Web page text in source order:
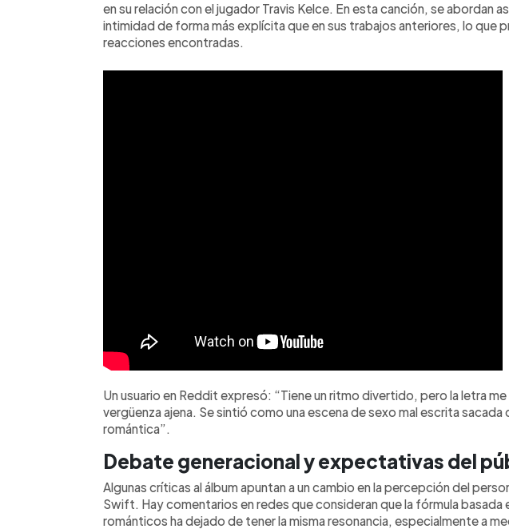
en su relación con el jugador Travis Kelce. En esta canción, se abordan
intimidad de forma más explícita que en sus trabajos anteriores, lo que
reacciones encontradas.
Un usuario en Reddit expresó: “Tiene un ritmo divertido, pero la letra
vergüenza ajena. Se sintió como una escena de sexo mal escrita sacada
romántica”.
Debate generacional y expectativas del
Algunas críticas al álbum apuntan a un cambio en la percepción del
Swift. Hay comentarios en redes que consideran que la fórmula basada
románticos ha dejado de tener la misma resonancia, especialmente a